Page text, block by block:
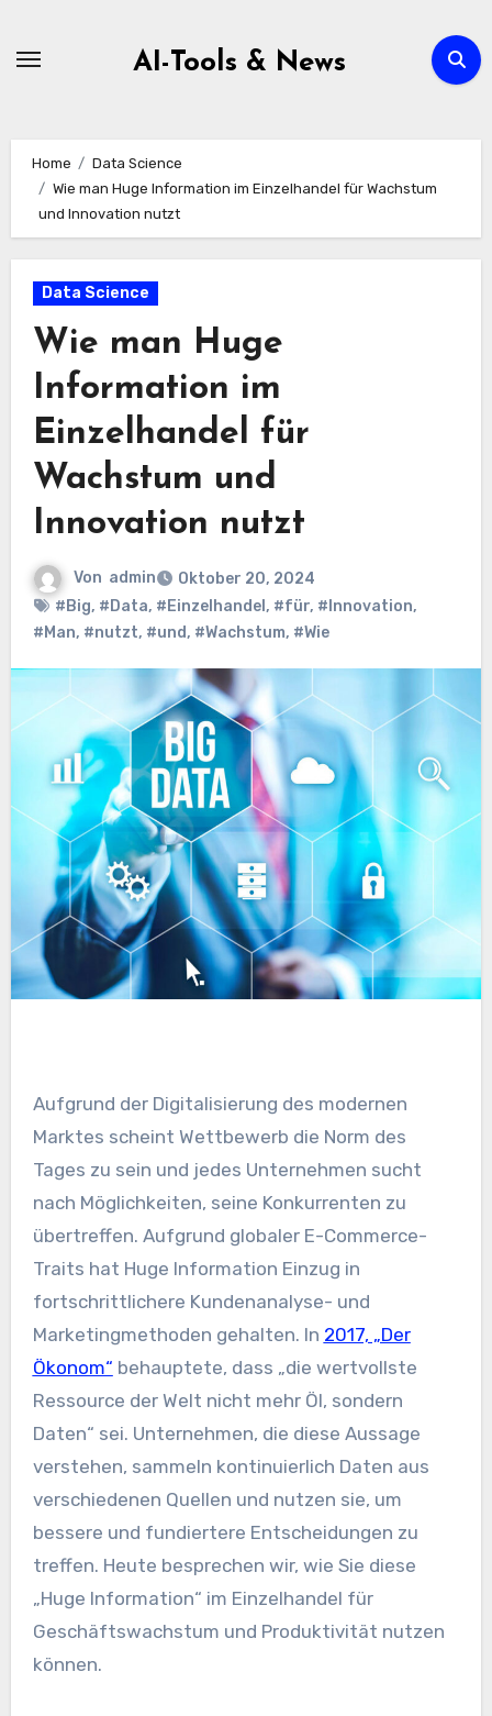
AI-Tools & News
Home
Data Science
Wie man Huge Information im Einzelhandel für Wachstum
und Innovation nutzt
Data Science
Wie man Huge
Information im
Einzelhandel für
Wachstum und
Innovation nutzt
Von admin
Oktober 20, 2024
#Big, #Data, #Einzelhandel , #für, #Innovation,
#Man, #nutzt, #und, #Wachstum, #Wie
Aufgrund der Digitalisierung des modernen
Marktes scheint Wettbewerb die Norm des
Tages zu sein und jedes Unternehmen sucht
nach Möglichkeiten, seine Konkurrenten zu
übertreffen. Aufgrund globaler E-Commerce-
Traits hat Huge Information Einzug in
fortschrittlichere Kundenanalyse- und
Marketingmethoden gehalten. In 2017, „Der
Ökonom“ behauptete, dass „die wertvollste
Ressource der Welt nicht mehr Öl, sondern
Daten“ sei. Unternehmen, die diese Aussage
verstehen, sammeln kontinuierlich Daten aus
verschiedenen Quellen und nutzen sie, um
bessere und fundiertere Entscheidungen zu
treffen. Heute besprechen wir, wie Sie diese
„Huge Information“ im Einzelhandel für
Geschäftswachstum und Produktivität nutzen
können.